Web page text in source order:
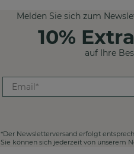
Melden Sie sich zum
10%
auf Ihre
*Der Newsletterversand erfolgt
Sie können sich jederzeit von unserem